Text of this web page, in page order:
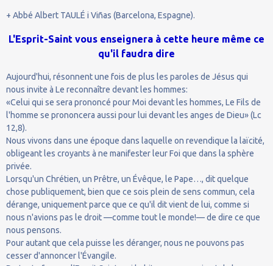
+ Abbé Albert TAULÉ i Viñas (Barcelona, Espagne).
L'Esprit-Saint vous enseignera à cette heure même ce
qu'il faudra dire
Aujourd'hui, résonnent une fois de plus les paroles de Jésus qui
nous invite à Le reconnaître devant les hommes:
«Celui qui se sera prononcé pour Moi devant les hommes, Le Fils de
l'homme se prononcera aussi pour lui devant les anges de Dieu» (Lc
12,8).
Nous vivons dans une époque dans laquelle on revendique la laïcité,
obligeant les croyants à ne manifester leur Foi que dans la sphère
privée.
Lorsqu'un Chrétien, un Prêtre, un Évêque, le Pape…, dit quelque
chose publiquement, bien que ce sois plein de sens commun, cela
dérange, uniquement parce que ce qu'il dit vient de lui, comme si
nous n'avions pas le droit —comme tout le monde!— de dire ce que
nous pensons.
Pour autant que cela puisse les déranger, nous ne pouvons pas
cesser d'annoncer l'Évangile.